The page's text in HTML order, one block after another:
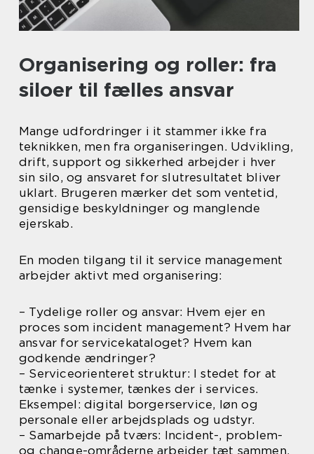
Organisering og roller: fra
siloer til fælles ansvar
Mange udfordringer i it stammer ikke fra
teknikken, men fra organiseringen. Udvikling,
drift, support og sikkerhed arbejder i hver
sin silo, og ansvaret for slutresultatet bliver
uklart. Brugeren mærker det som ventetid,
gensidige beskyldninger og manglende
ejerskab.
En moden tilgang til it service management
arbejder aktivt med organisering:
– Tydelige roller og ansvar: Hvem ejer en
proces som incident management? Hvem har
ansvar for servicekataloget? Hvem kan
godkende ændringer?
– Serviceorienteret struktur: I stedet for at
tænke i systemer, tænkes der i services.
Eksempel: digital borgerservice, løn og
personale eller arbejdsplads og udstyr.
– Samarbejde på tværs: Incident-, problem-
og change-områderne arbejder tæt sammen,